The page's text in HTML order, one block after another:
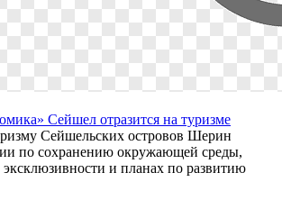
Сейшел отразится на туризме
Сейшельских островов Шерин
по сохранению окружающей среды,
и планах по развитию